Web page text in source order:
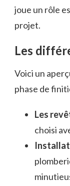
joue un rôle
projet.
Les
Voici un
phase de
Les
choisi